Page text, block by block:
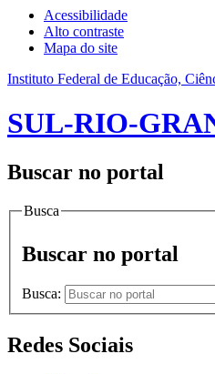
Acessibilidade
Alto contraste
Mapa do site
Instituto Federal de Educação,
SUL-RIO-
Buscar no portal
Busca
Buscar no portal
Busca:
Redes Sociais